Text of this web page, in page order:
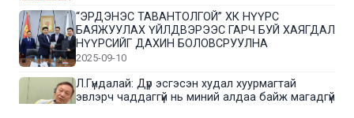
“ЭРДЭНЭС ТАВАНТОЛГОЙ” ХК НҮҮРС
БАЯЖУУЛАХ ҮЙЛДВЭРЭЭС ГАРЧ БУЙ ХАЯГДАЛ
НҮҮРСИЙГ ДАХИН БОЛОВСРУУЛНА
2025-09-10
Л.Гүндалай: Дүр эсгэсэн худал хуурмагтай
эвлэрч чаддаггүй нь миний алдаа байж магадгүй